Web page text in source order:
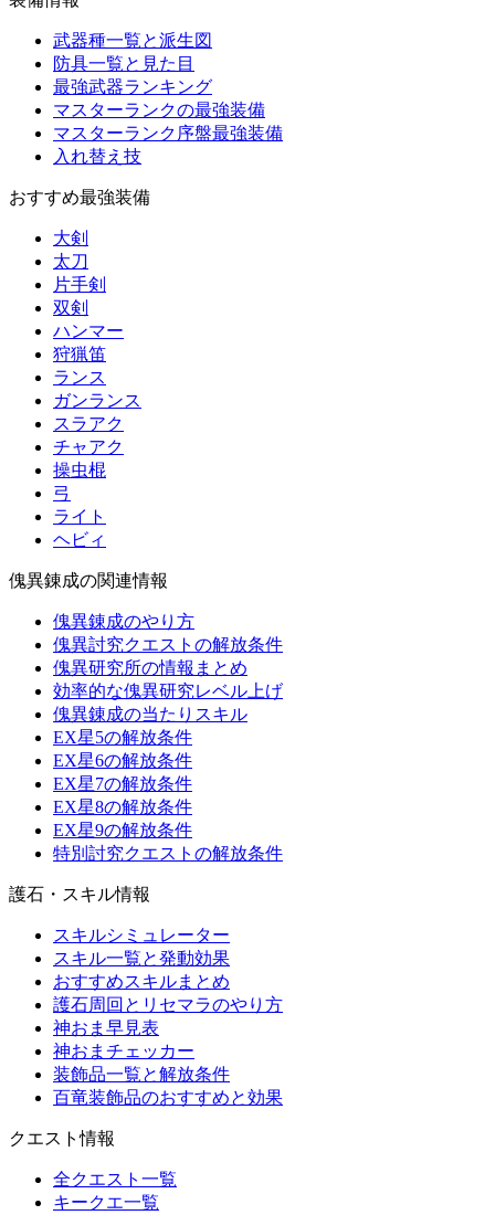
武器種一覧と派生図
防具一覧と見た目
最強武器ランキング
マスターランクの最強装備
マスターランク序盤最強装備
入れ替え技
おすすめ最強装備
大剣
太刀
片手剣
双剣
ハンマー
狩猟笛
ランス
ガンランス
スラアク
チャアク
操虫棍
弓
ライト
ヘビィ
傀異錬成の関連情報
傀異錬成のやり方
傀異討究クエストの解放条件
傀異研究所の情報まとめ
効率的な傀異研究レベル上げ
傀異錬成の当たりスキル
EX星5の解放条件
EX星6の解放条件
EX星7の解放条件
EX星8の解放条件
EX星9の解放条件
特別討究クエストの解放条件
護石・スキル情報
スキルシミュレーター
スキル一覧と発動効果
おすすめスキルまとめ
護石周回とリセマラのやり方
神おま早見表
神おまチェッカー
装飾品一覧と解放条件
百竜装飾品のおすすめと効果
クエスト情報
全クエスト一覧
キークエ一覧